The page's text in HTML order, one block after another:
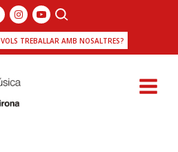
VOLS TREBALLAR AMB NOSALTRES?